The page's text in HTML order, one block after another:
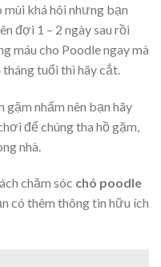
khá hôi nhưng bạn
đợi 1 – 2 ngày sau rồi
máu cho Poodle ngay mà
tuổi thì hãy cắt.
gặm nhấm nên bạn hãy
để chúng tha hồ gặm,
nhà.
chăm sóc chó poodle
có thêm thông tin hữu ích